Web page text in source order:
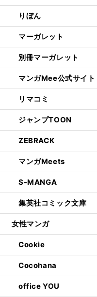
りぼん
マーガレット
別冊マーガレット
マンガMee公式サイト
リマコミ
ジャンプTOON
ZEBRACK
マンガMeets
S-MANGA
集英社コミック文庫
女性マンガ
Cookie
Cocohana
office YOU